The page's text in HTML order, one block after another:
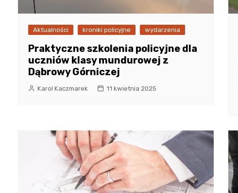
Aktualności kroniki policyjne wydarzenia
Praktyczne szkolenia policyjne dla
uczniów klasy mundurowej z
Dąbrowy Górniczej
Karol Kaczmarek 11 kwietnia 2025